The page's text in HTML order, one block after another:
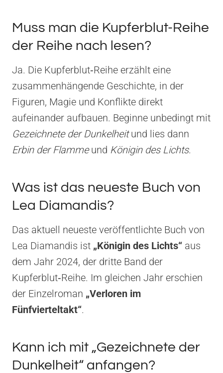
Muss man die Kupferblut-Reihe
der Reihe nach lesen?
Ja. Die Kupferblut‑Reihe erzählt eine
zusammenhängende Geschichte, in der
Figuren, Magie und Konflikte direkt
aufeinander aufbauen. Beginne unbedingt mit
Gezeichnete der Dunkelheitund lies dann
Erbin der Flammeund Königin des Lichts.
Was ist das neueste Buch von
Lea Diamandis?
Das aktuell neueste veröffentlichte Buch von
Lea Diamandis ist „Königin des Lichts“ aus
dem Jahr 2024, der dritte Band der
Kupferblut‑Reihe. Im gleichen Jahr erschien
der Einzelroman „Verloren im
Fünfvierteltakt“.
Kann ich mit „Gezeichnete der
Dunkelheit“ anfangen?